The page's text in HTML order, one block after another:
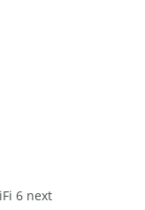
6 next